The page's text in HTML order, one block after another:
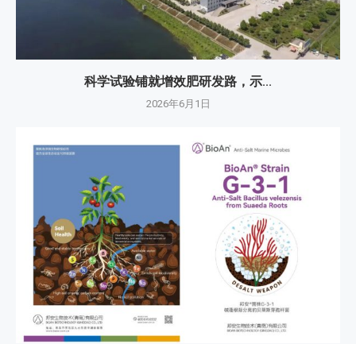
科学试验铺就增效肥研发路，示...
2026年6月1日